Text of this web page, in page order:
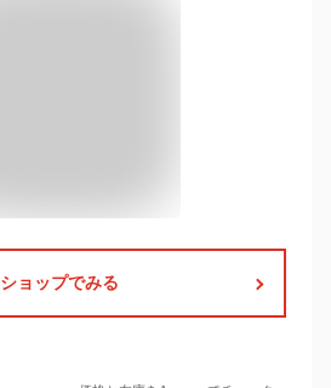
ショップでみる